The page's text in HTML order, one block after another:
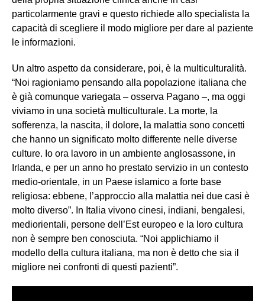
particolarmente gravi e questo richiede allo specialista la
capacità di scegliere il modo migliore per dare al paziente
le informazioni.
Un altro aspetto da considerare, poi, è la multiculturalità.
“Noi ragioniamo pensando alla popolazione italiana che
è già comunque variegata – osserva Pagano –, ma oggi
viviamo in una società multiculturale. La morte, la
sofferenza, la nascita, il dolore, la malattia sono concetti
che hanno un significato molto differente nelle diverse
culture. Io ora lavoro in un ambiente anglosassone, in
Irlanda, e per un anno ho prestato servizio in un contesto
medio-orientale, in un Paese islamico a forte base
religiosa: ebbene, l’approccio alla malattia nei due casi è
molto diverso”. In Italia vivono cinesi, indiani, bengalesi,
mediorientali, persone dell’Est europeo e la loro cultura
non è sempre ben conosciuta. “Noi applichiamo il
modello della cultura italiana, ma non è detto che sia il
migliore nei confronti di questi pazienti”.